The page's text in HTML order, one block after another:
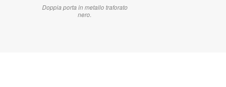
Doppia porta in metallo traforato
nero.